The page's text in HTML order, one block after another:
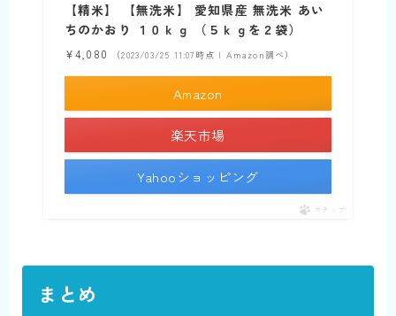
【精米】 【無洗米】 愛知県産 無洗米 あい
ちのかおり １０ｋｇ （５ｋｇを２袋）
¥4,080 （2023/03/25 11:07時点 | Amazon調べ）
Amazon
楽天市場
Yahooショッピング
ポチップ
まとめ